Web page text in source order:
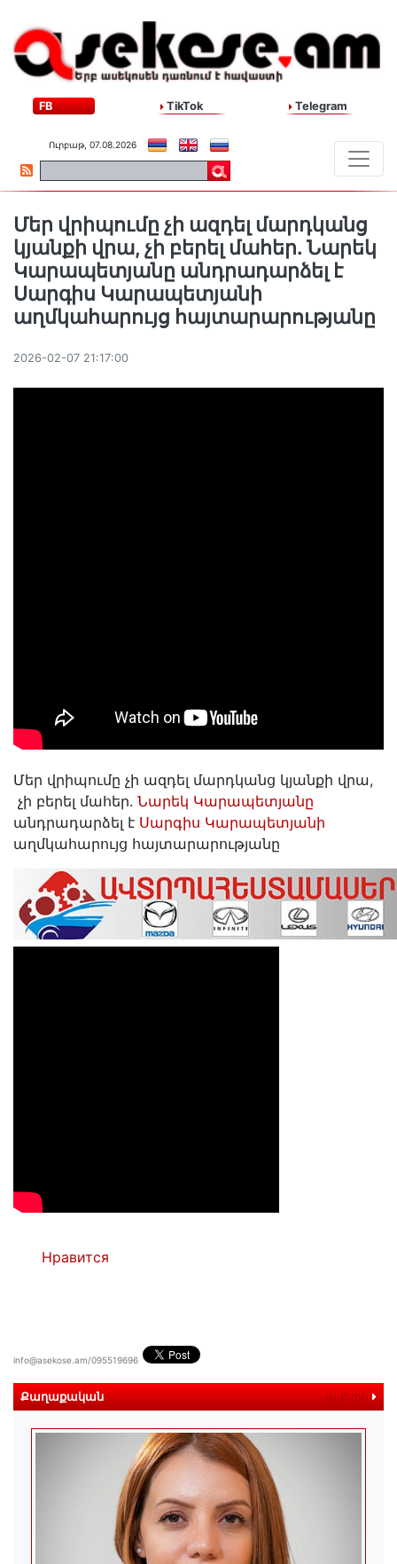
FB TikTok Telegram
Ուրբաթ, 07.08.2026
Մեր վրիպումը չի ազդել մարդկանց
կյանքի վրա, չի բերել մահեր. Նարեկ
Կարապետյանը անդրադարձել է
Սարգիս Կարապետյանի
աղմկահարույց հայտարարությանը
2026-02-07 21:17:00
Մեր վրիպումը չի ազդել մարդկանց կյանքի վրա,
չի բերել մահեր. Նարեկ Կարապետյանը
անդրադարձել է Սարգիս Կարապետյանի
աղմկահարույց հայտարարությանը
Нравится
info@asekose.am/095519696
Քաղաքական ավելին